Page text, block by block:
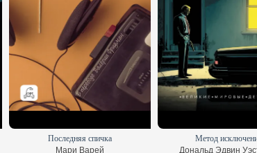
Последняя спичка
Мари Варей
Метод
Дональд Эдвин